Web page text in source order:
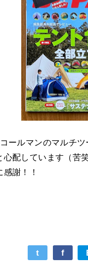
ールマンのマルチ
配しています（苦笑
謝！！
t f